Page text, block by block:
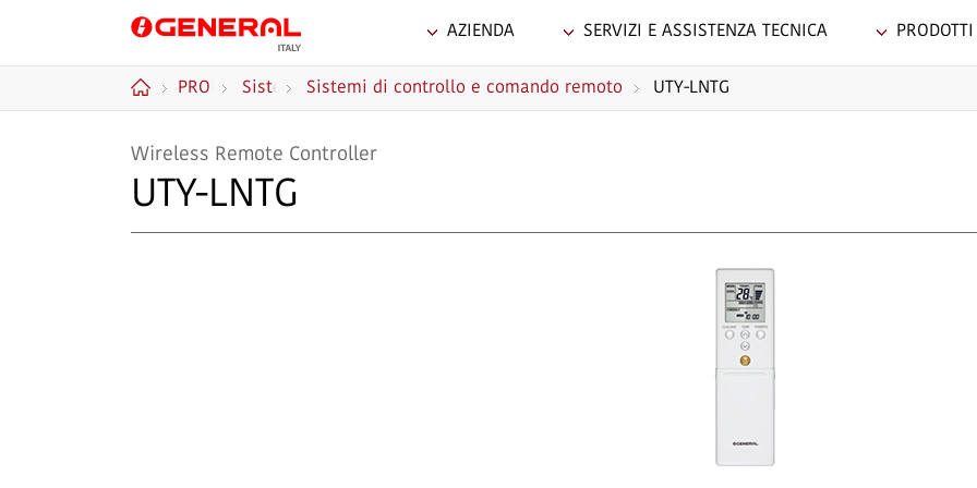
GENERAL Italia
AZIENDA SERVIZI E ASSISTENZA TECNICA
PRODOTTI
PRODOTTISistemi
AIRSTAGE™
Sistemi di controllo e comando remoto UTY-LNTG
Wireless Remote Controller
UTY-LNTG